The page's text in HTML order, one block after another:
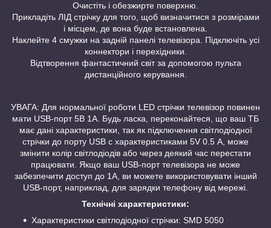
Очистіть і обезжирте поверхню.
Прикладіть ЛІД стрічку для того, щоб визначитися з розмірами
і місцем, де вона буде встановлена.
Наклейте 4 смужки на задній панелі телевізора. Підключіть усі
коннектори і перехідники.
Відтворення фантастичний світ за допомогою пульта
дистанційного керування.
УВАГА: Для нормальної роботи LED стрічки телевізор повинен
мати USB-порт 5В 1А. Будь ласка, переконайтеся, що ваш ТБ
має дані характеристики, так як підключення світлодіодної
стрічки до порту USB c характеристиками 5V 0.5 А, може
змінити колір світлодіодів або через деякий час перестати
працювати. Якщо ваш USB-порт телевізора не може
забезпечити доступ до 1А, ви можете використовувати інший
USB-порт, наприклад, для зарядки телефону від мережі.
Технічні характеристики:
Характеристики світлодіодної стрічки: SMD 5050